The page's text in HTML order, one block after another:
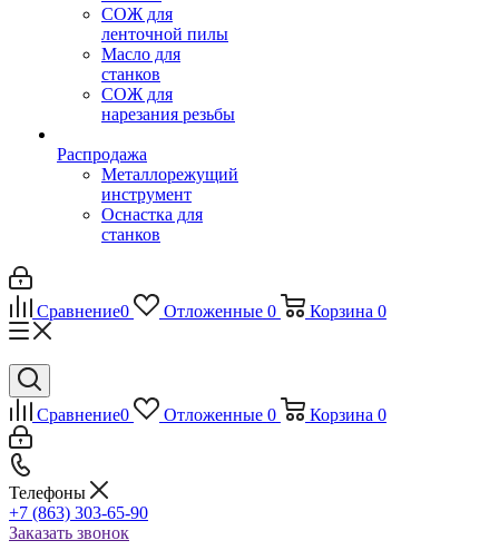
СОЖ для
ленточной пилы
Масло для
станков
СОЖ для
нарезания резьбы
Распродажа
Металлорежущий
инструмент
Оснастка для
станков
Сравнение0 Отложенные 0 Корзина 0
Сравнение0 Отложенные 0 Корзина 0
Телефоны
+7 (863) 303-65-90
Заказать звонок